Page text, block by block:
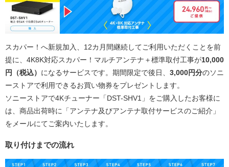
スカパー！へ新規加入、12カ月間継続してご利用いただくことを前
提に、4K8K対応スカパー！マルチアンテナ＋標準取付工事が10,000
円（税込） になるサービスです。期間限定で後日、 3,000円分のソニ
ーストアで利用できるお買い物券をプレゼントします。
ソニーストアで4Kチューナー「DST-SHV1」をご購入したお客様に
は、商品出荷時に「アンテナ及びアンテナ取付サービスのご紹介」
をメールにてご案内いたします。
取り付けまでの流れ